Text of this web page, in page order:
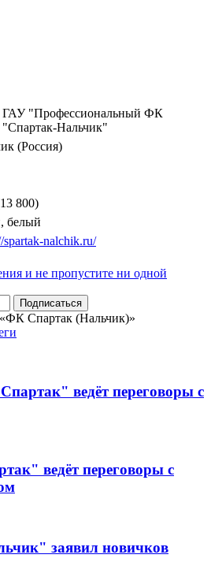
ГАУ "Профессиональный ФК
"Спартак-Нальчик"
(Россия)
800)
белый
spartak-nalchik.ru/
и не пропустите ни одной
«ФК Спартак (Нальчик)»
ведёт переговоры с
ведёт переговоры с
заявил новичков